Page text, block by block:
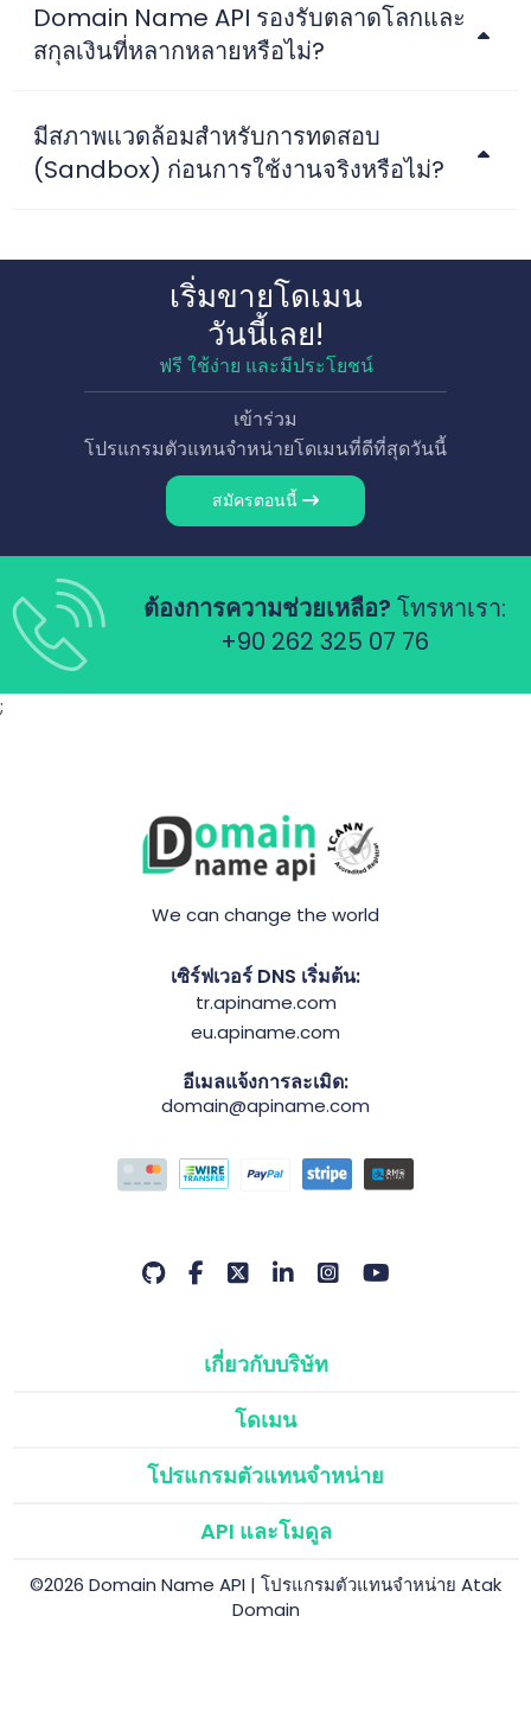
Domain Name API รองรับตลาดโลกและ
สกุลเงินที่หลากหลายหรือไม่?
มีสภาพแวดล้อมสำหรับการทดสอบ
(Sandbox) ก่อนการใช้งานจริงหรือไม่?
เริ่มขายโดเมน
วันนี้เลย!
ฟรี ใช้ง่าย และมีประโยชน์
เข้าร่วม
โปรแกรมตัวแทนจำหน่ายโดเมนที่ดีที่สุดวันนี้
สมัครตอนนี้
ต้องการความช่วยเหลือ? โทรหาเรา:
+90 262 325 07 76
;
We can change the world
เซิร์ฟเวอร์ DNS เริ่มต้น:
tr.apiname.com
eu.apiname.com
อีเมลแจ้งการละเมิด:
domain@apiname.com
เกี่ยวกับบริษัท
โดเมน
โปรแกรมตัวแทนจำหน่าย
API และโมดูล
©2026 Domain Name API | โปรแกรมตัวแทนจำหน่าย Atak
Domain